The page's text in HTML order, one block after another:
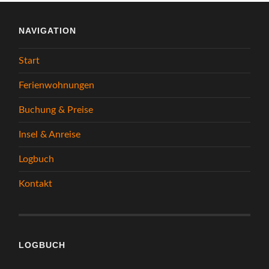
NAVIGATION
Start
Ferienwohnungen
Buchung & Preise
Insel & Anreise
Logbuch
Kontakt
LOGBUCH